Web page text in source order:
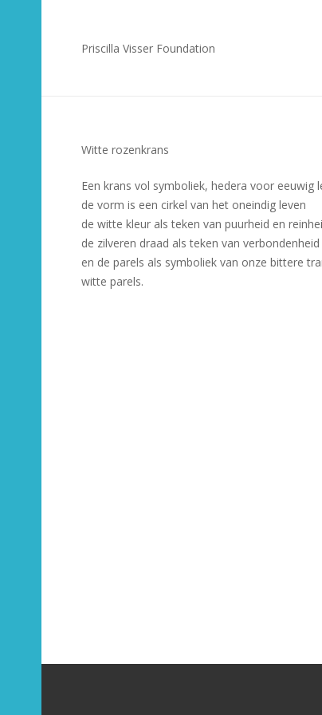
Priscilla Visser Foundation
Witte rozenkrans
Een krans vol symboliek, hedera voor eeuwig
de vorm is een cirkel van het oneindig leven
de witte kleur als teken van puurheid en
de zilveren draad als teken van
en de parels als symboliek van onze bittere
witte parels.